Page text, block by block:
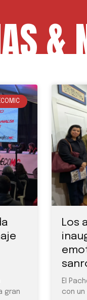
&
gran
Los
El
con